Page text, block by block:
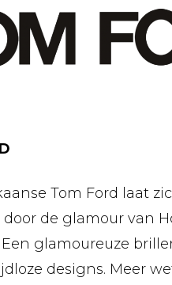
Tom Ford laat
de glamour van
Een glamoureuze
designs. Meer